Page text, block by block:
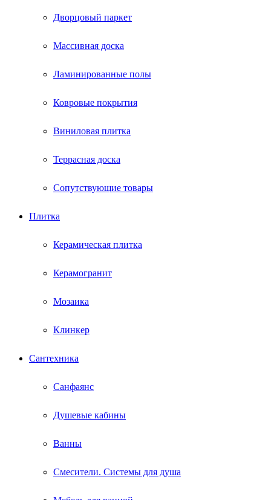
Дворцовый паркет
Массивная доска
Ламинированные полы
Ковровые покрытия
Виниловая плитка
Террасная доска
Сопутствующие товары
Плитка
Керамическая плитка
Керамогранит
Мозаика
Клинкер
Сантехника
Санфаянс
Душевые кабины
Ванны
Смесители. Системы для душа